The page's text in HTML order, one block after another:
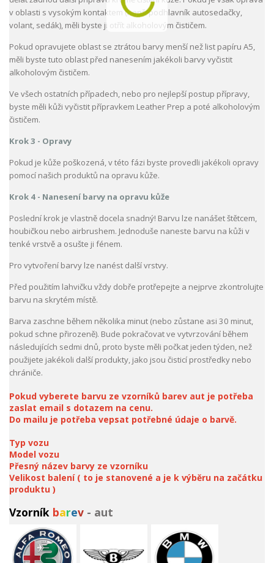
v oblasti s vysokým kontaktem (např. podhlavník autosedačky,
volant, sedák), měli byste ji otřít alkoholovým čističem.
Pokud opravujete oblast se ztrátou barvy menší než list papíru A5,
měli byste tuto oblast před nanesením jakékoli barvy vyčistit
alkoholovým čističem.
Ve všech ostatních případech, nebo pro nejlepší postup přípravy,
byste měli kůži vyčistit přípravkem Leather Prep a poté alkoholovým
čističem.
Krok 3 - Opravy
Pokud je kůže poškozená, v této fázi byste provedli jakékoli opravy
pomocí našich produktů na opravu kůže.
Krok 4 - Nanesení barvy na opravu kůže
Poslední krok je vlastně docela snadný! Barvu lze nanášet štětcem,
houbičkou nebo airbrushem. Jednoduše naneste barvu na kůži v
tenké vrstvě a osušte ji fénem.
Pro vytvoření barvy lze nanést další vrstvy.
Před použitím lahvičku vždy dobře protřepejte a nejprve zkontrolujte
barvu na skrytém místě.
Barva zaschne během několika minut (nebo zůstane asi 30 minut,
pokud schne přirozeně). Bude pokračovat ve vytvrzování během
následujících sedmi dnů, proto byste měli počkat jeden týden, než
použijete jakékoli další produkty, jako jsou čisticí prostředky nebo
chrániče.
Pokud vyberete barvu ze vzorníků barev aut je potřeba
zaslat email s dotazem na cenu.
Do mailu je potřeba vepsat potřebné údaje o barvě.
Typ vozu
Model vozu
Přesný název barvy ze vzorníku
Velikost balení ( to je stanovené a je k výběru na začátku
produktu )
Vzorník barev - aut